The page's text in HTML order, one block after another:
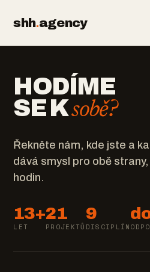
shh.agency
HODÍME
SE Ksobě?
Řekněte nám, kde jste a
dává smysl pro obě
hodin.
13+
LET
21
PROJEKTŮ
9
DISCIPLÍN